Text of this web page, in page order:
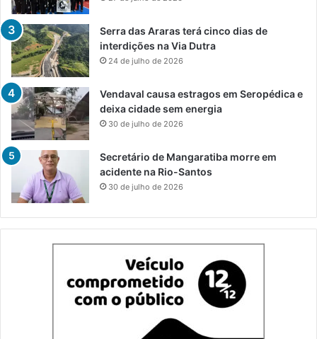
Serra das Araras terá cinco dias de
interdições na Via Dutra
24 de julho de 2026
Vendaval causa estragos em Seropédica e
deixa cidade sem energia
30 de julho de 2026
Secretário de Mangaratiba morre em
acidente na Rio-Santos
30 de julho de 2026